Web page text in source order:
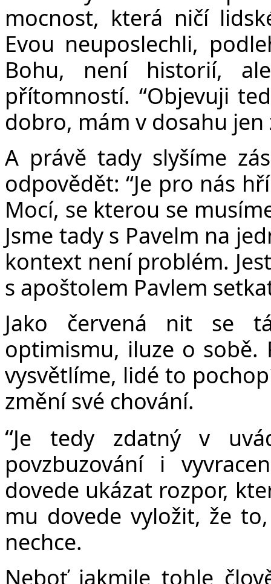
mocnost, která ničí
Evou neuposlechli,
Bohu, není historií,
přítomností. “Objevuji
dobro, mám v dosahu jen
A právě tady slyšíme
odpovědět: “Je pro nás
Mocí, se kterou se
Jsme tady s Pavelm na
kontext není problém.
s apoštolem Pavlem
Jako červená nit se
optimismu, iluze o sobě.
vysvětlíme, lidé to
změní své chování.
“Je tedy zdatný v
povzbuzování i
dovede ukázat rozpor,
mu dovede vyložit, že
nechce.
Neboť jakmile tohle